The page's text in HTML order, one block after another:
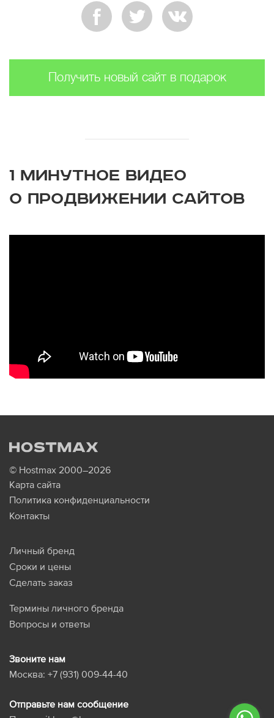
Получить новый сайт в подарок
1 МИНУТНОЕ ВИДЕО
О ПРОДВИЖЕНИИ САЙТОВ
© Hostmax 2000–2026
Карта сайта
Политика конфиденциальности
Контакты
Личный бренд
Сроки и цены
Сделать заказ
Термины личного бренда
Вопросы и ответы
Звоните нам
Москва: +7 (931) 009-44-40
Отправьте нам сообщение